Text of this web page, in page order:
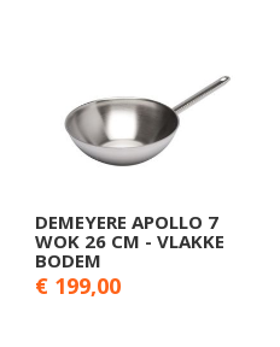
DEMEYERE APOLLO 7
WOK 26 CM - VLAKKE
BODEM
€ 199,00